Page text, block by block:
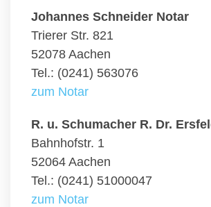
Johannes Schneider Notar
Trierer Str. 821
52078 Aachen
Tel.: (0241) 563076
zum Notar
R. u. Schumacher R. Dr.
Bahnhofstr. 1
52064 Aachen
Tel.: (0241) 51000047
zum Notar